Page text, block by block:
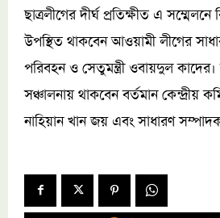
ছাত্রলীগের দীর্ঘ প্রতিক্ষীত এ
উপস্থিত থাকবেন আওয়ামী লীগের
পরিবহন ও সেতুমন্ত্রী ওবায়দুল কাদের।
সঞ্চালনায় থাকবেন বর্তমান কেন্দ্রীয়
নাহিয়ান খান জয় এবং সাধারণ সম্পাদক